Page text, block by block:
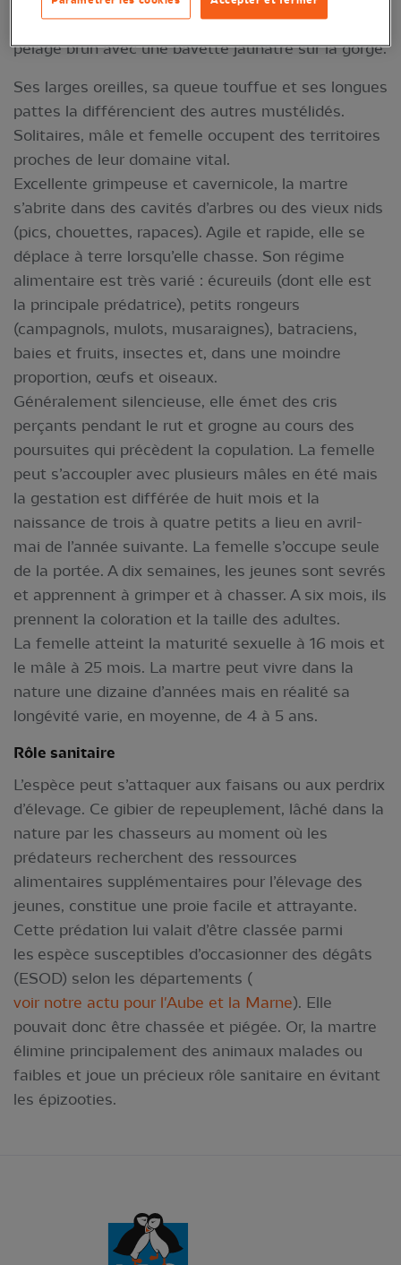
forestier. La martre des pins(Martes martes)
pelage brun avec une bavette jaunâtre sur la gorge.
Ses larges oreilles, sa queue touffue et ses longues
pattes la différencient des autres mustélidés.
Solitaires, mâle et femelle occupent des territoires
proches de leur domaine vital.
Excellente grimpeuse et cavernicole, la martre
s’abrite dans des cavités d’arbres ou des vieux nids
(pics, chouettes, rapaces). Agile et rapide, elle se
déplace à terre lorsqu’elle chasse. Son régime
alimentaire est très varié : écureuils (dont elle est
la principale prédatrice), petits rongeurs
(campagnols, mulots, musaraignes), batraciens,
baies et fruits, insectes et, dans une moindre
proportion, œufs et oiseaux.
Généralement silencieuse, elle émet des cris
perçants pendant le rut et grogne au cours des
poursuites qui précèdent la copulation. La femelle
peut s’accoupler avec plusieurs mâles en été mais
la gestation est différée de huit mois et la
naissance de trois à quatre petits a lieu en avril-
mai de l’année suivante. La femelle s’occupe seule
de la portée. A dix semaines, les jeunes sont sevrés
et apprennent à grimper et à chasser. A six mois, ils
prennent la coloration et la taille des adultes.
La femelle atteint la maturité sexuelle à 16 mois et
le mâle à 25 mois. La martre peut vivre dans la
nature une dizaine d’années mais en réalité sa
longévité varie, en moyenne, de 4 à 5 ans.
Rôle sanitaire
L’espèce peut s’attaquer aux faisans ou aux perdrix
d’élevage. Ce gibier de repeuplement, lâché dans la
nature par les chasseurs au moment où les
prédateurs recherchent des ressources
alimentaires supplémentaires pour l’élevage des
jeunes, constitue une proie facile et attrayante.
Cette prédation lui valait d’être classée parmi
les espèce susceptibles d’occasionner des dégâts
(ESOD) selon les départements (
voir notre actu pour l'Aube et la Marne). Elle
pouvait donc être chassée et piégée. Or, la martre
élimine principalement des animaux malades ou
faibles et joue un précieux rôle sanitaire en évitant
les épizooties.